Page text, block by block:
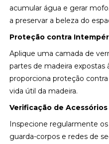
acumular água e gerar
a preservar a beleza do
Proteção contra
Aplique uma camada de
partes de madeira expostas
proporciona proteção
vida útil da madeira.
Verificação de Acessórios
Inspecione regularmente
guarda-corpos e redes de